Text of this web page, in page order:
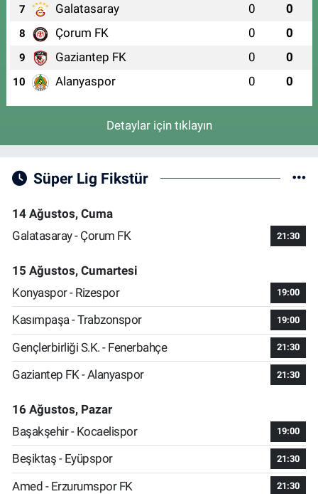
7 Galatasaray 0 0
8 Çorum FK 0 0
9 Gaziantep FK 0 0
10 Alanyaspor 0 0
Detaylar için tıklayın
Süper Lig Fikstür
14 Ağustos, Cuma
Galatasaray - Çorum FK
21:30
15 Ağustos, Cumartesi
Konyaspor - Rizespor
19:00
Kasımpaşa - Trabzonspor 19:00
Gençlerbirliği S.K. - Fenerbahçe 21:30
Gaziantep FK - Alanyaspor 21:30
16 Ağustos, Pazar
Başakşehir - Kocaelispor
19:00
Beşiktaş - Eyüpspor 21:30
Amed - Erzurumspor FK 21:30